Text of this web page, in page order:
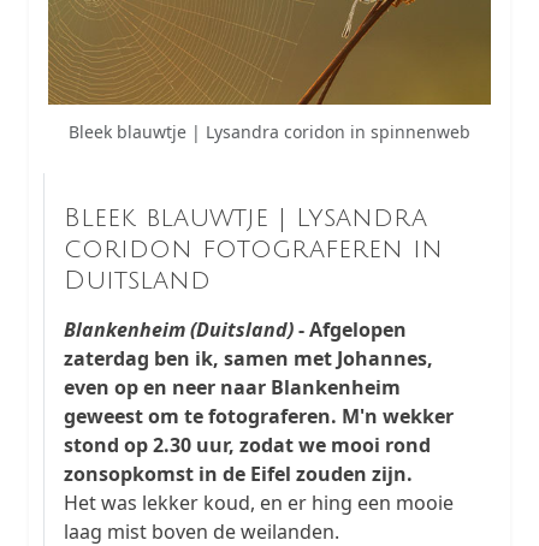
Bleek blauwtje | Lysandra coridon in spinnenweb
Bleek blauwtje | Lysandra
coridon fotograferen in
Duitsland
Blankenheim (Duitsland)- Afgelopen
zaterdag ben ik, samen met Johannes,
even op en neer naar Blankenheim
geweest om te fotograferen. M'n wekker
stond op 2.30 uur, zodat we mooi rond
zonsopkomst in de Eifel zouden zijn.
Het was lekker koud, en er hing een mooie
laag mist boven de weilanden.